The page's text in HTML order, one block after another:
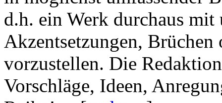
d.h. ein Werk durchaus mit
Akzentsetzungen, Brüchen
vorzustellen. Die
Vorschläge, Ideen,